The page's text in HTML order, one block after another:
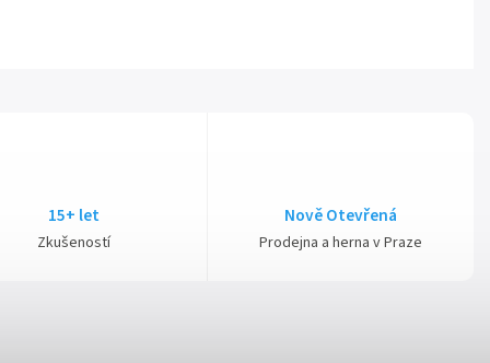
15+ let
Zkušeností
Nově Otevřená
Prodejna a herna v Praze